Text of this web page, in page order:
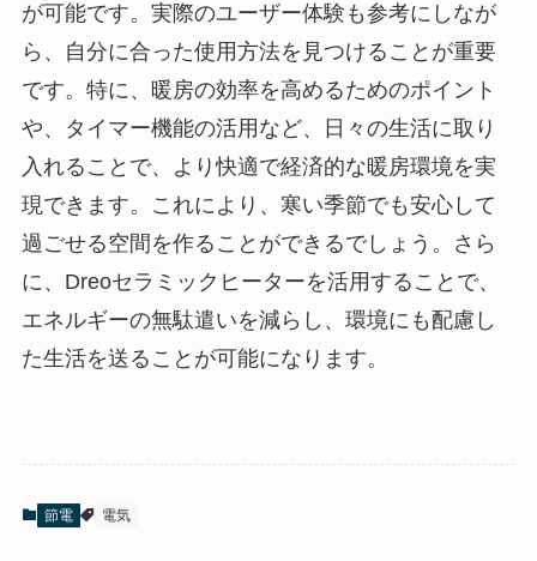
が可能です。実際のユーザー体験も参考にしなが
ら、自分に合った使用方法を見つけることが重要
です。特に、暖房の効率を高めるためのポイント
や、タイマー機能の活用など、日々の生活に取り
入れることで、より快適で経済的な暖房環境を実
現できます。これにより、寒い季節でも安心して
過ごせる空間を作ることができるでしょう。さら
に、Dreoセラミックヒーターを活用することで、
エネルギーの無駄遣いを減らし、環境にも配慮し
た生活を送ることが可能になります。
節電 電気